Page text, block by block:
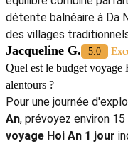
l'avance vous aide à
profitant de
vietnamienne.
Halsey F. 5.0 Excellent
Comment intégrer la visite
Uncircuit Hue Da Nang
découvrir le Centre du
journée entière aux